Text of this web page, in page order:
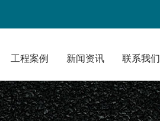
工程案例 新闻资讯 联系我们